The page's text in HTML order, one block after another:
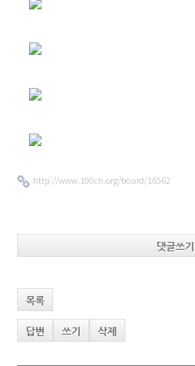
http://www.100ch.org/board/16562
댓글쓰기
목록
답변 쓰기 삭제